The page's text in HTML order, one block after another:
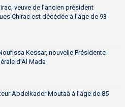
veuve de l’ancien président
Chirac est décédée à l’âge de 93
Kessar, nouvelle Présidente-
d’Al Mada
Abdelkader Moutaâ à l’âge de 85